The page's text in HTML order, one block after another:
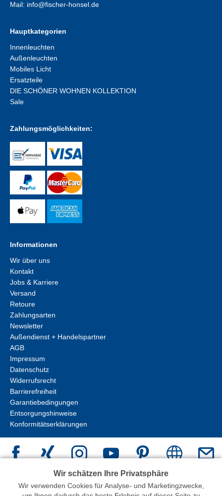
Mail: info@fischer-honsel.de
Hauptkategorien
Innenleuchten
Außenleuchten
Mobiles Licht
Ersatzteile
DIE SCHÖNER WOHNEN KOLLEKTION
Sale
Zahlungsmöglichkeiten:
Informationen
Wir über uns
Kontakt
Jobs & Karriere
Versand
Retoure
Zahlungsarten
Newsletter
Außendienst + Handelspartner
AGB
Impressum
Datenschutz
Widerrufsrecht
Barrierefreiheit
Garantiebedingungen
Entsorgungshinweise
Konformitätserklärungen
Wir schätzen Ihre Privatsphäre
Wir verwenden Cookies für Analyse- und Marketingzwecke,